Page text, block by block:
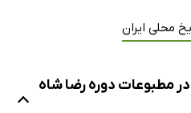
محلی ایران
مطبوعات دوره رضا شاه